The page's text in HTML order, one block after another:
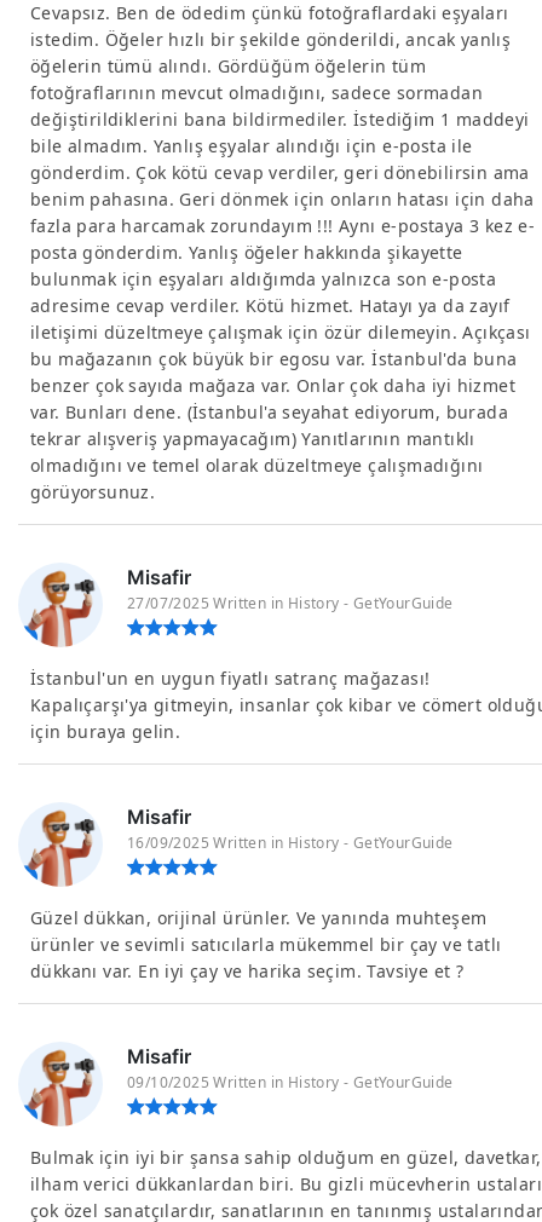
Cevapsız. Ben de ödedim çünkü fotoğraflardaki eşyaları
istedim. Öğeler hızlı bir şekilde gönderildi, ancak yanlış
öğelerin tümü alındı. Gördüğüm öğelerin tüm
fotoğraflarının mevcut olmadığını, sadece sormadan
değiştirildiklerini bana bildirmediler. İstediğim 1 maddeyi
bile almadım. Yanlış eşyalar alındığı için e-posta ile
gönderdim. Çok kötü cevap verdiler, geri dönebilirsin ama
benim pahasına. Geri dönmek için onların hatası için daha
fazla para harcamak zorundayım !!! Aynı e-postaya 3 kez e-
posta gönderdim. Yanlış öğeler hakkında şikayette
bulunmak için eşyaları aldığımda yalnızca son e-posta
adresime cevap verdiler. Kötü hizmet. Hatayı ya da zayıf
iletişimi düzeltmeye çalışmak için özür dilemeyin. Açıkçası
bu mağazanın çok büyük bir egosu var. İstanbul'da buna
benzer çok sayıda mağaza var. Onlar çok daha iyi hizmet
var. Bunları dene. (İstanbul'a seyahat ediyorum, burada
tekrar alışveriş yapmayacağım) Yanıtlarının mantıklı
olmadığını ve temel olarak düzeltmeye çalışmadığını
görüyorsunuz.
Misafir
27/07/2025 Written in History - GetYourGuide
İstanbul'un en uygun fiyatlı satranç mağazası!
Kapalıçarşı'ya gitmeyin, insanlar çok kibar ve cömert
için buraya gelin.
Misafir
16/09/2025 Written in History - GetYourGuide
Güzel dükkan, orijinal ürünler. Ve yanında muhteşem
ürünler ve sevimli satıcılarla mükemmel bir çay ve tatlı
dükkanı var. En iyi çay ve harika seçim. Tavsiye et ?
Misafir
09/10/2025 Written in History - GetYourGuide
Bulmak için iyi bir şansa sahip olduğum en güzel, davetkar,
ilham verici dükkanlardan biri. Bu gizli mücevherin ustaları
çok özel sanatçılardır, sanatlarının en tanınmış